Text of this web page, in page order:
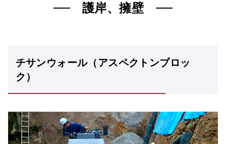
護岸、擁壁
チサンウォール（アスペクトンブロッ
ク）